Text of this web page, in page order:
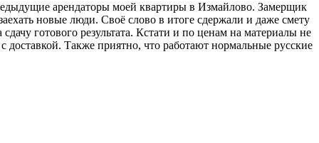
арендаторы моей квартиры в Измайлово. Замерщик
новые люди. Своё слово в итоге сдержали и даже смету
готового результата. Кстати и по ценам на материалы не
доставкой. Также приятно, что работают нормальные русские